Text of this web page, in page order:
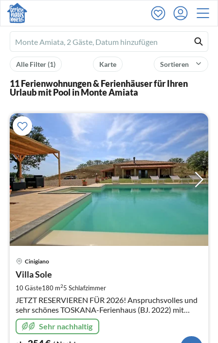
Ferienhausmiete
logo
Sortieren
Karte
Alle Filter(1)
11 Ferienwohnungen & Ferienhäuser für Ihren
Urlaub mit Pool in Monte Amiata
Cinigiano
Villa Sole
10 Gäste180 m25 Schlafzimmer
JETZT RESERVIEREN FÜR 2026! Anspruchsvolles und
sehr schönes TOSKANA-Ferienhaus (BJ. 2022) mit
beheizbarem Privat-Pool in Panorama-Lage im
Hinterland der Maremma - 10+2 Personen
Sehr nachhaltig